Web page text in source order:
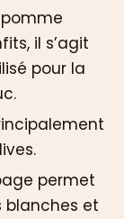
il s’agit
pour la
permet
blanches et